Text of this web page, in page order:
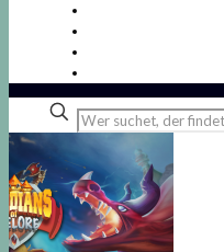
Wer
suchet,
der
findet
...